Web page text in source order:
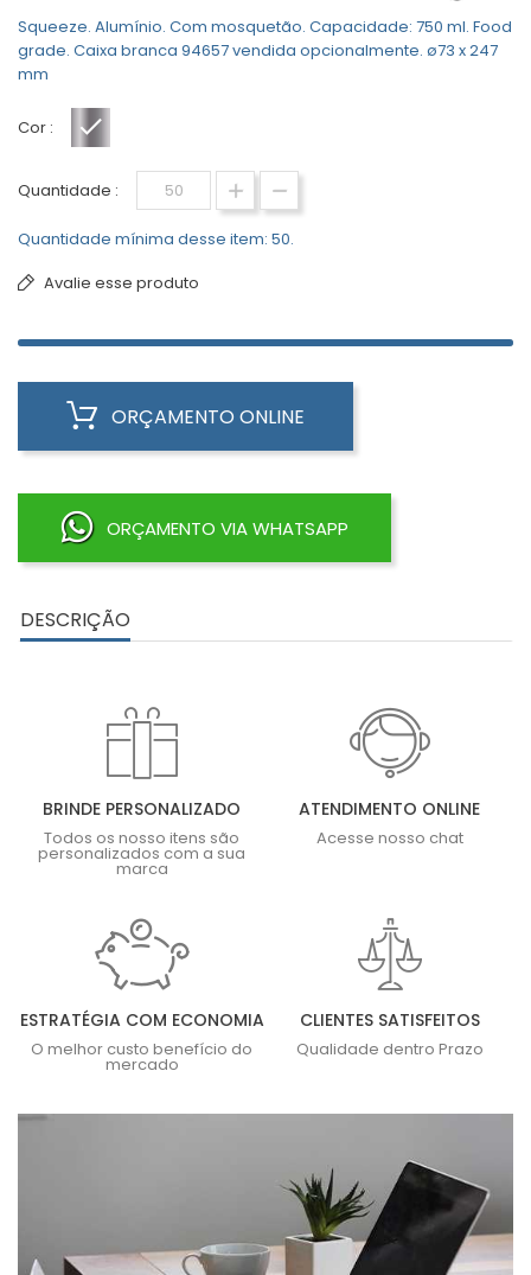
Squeeze. Alumínio. Com mosquetão. Capacidade: 750 ml. Food
grade. Caixa branca 94657 vendida opcionalmente. ø73 x 247
mm
Cor :
Quantidade :
Quantidade mínima desse item: 50.
Avalie esse produto
ORÇAMENTO ONLINE
ORÇAMENTO VIA WHATSAPP
DESCRIÇÃO
BRINDE PERSONALIZADO
Todos os nosso itens são
personalizados com a sua
marca
ATENDIMENTO ONLINE
Acesse nosso chat
ESTRATÉGIA COM ECONOMIA
O melhor custo benefício do
mercado
CLIENTES SATISFEITOS
Qualidade dentro Prazo